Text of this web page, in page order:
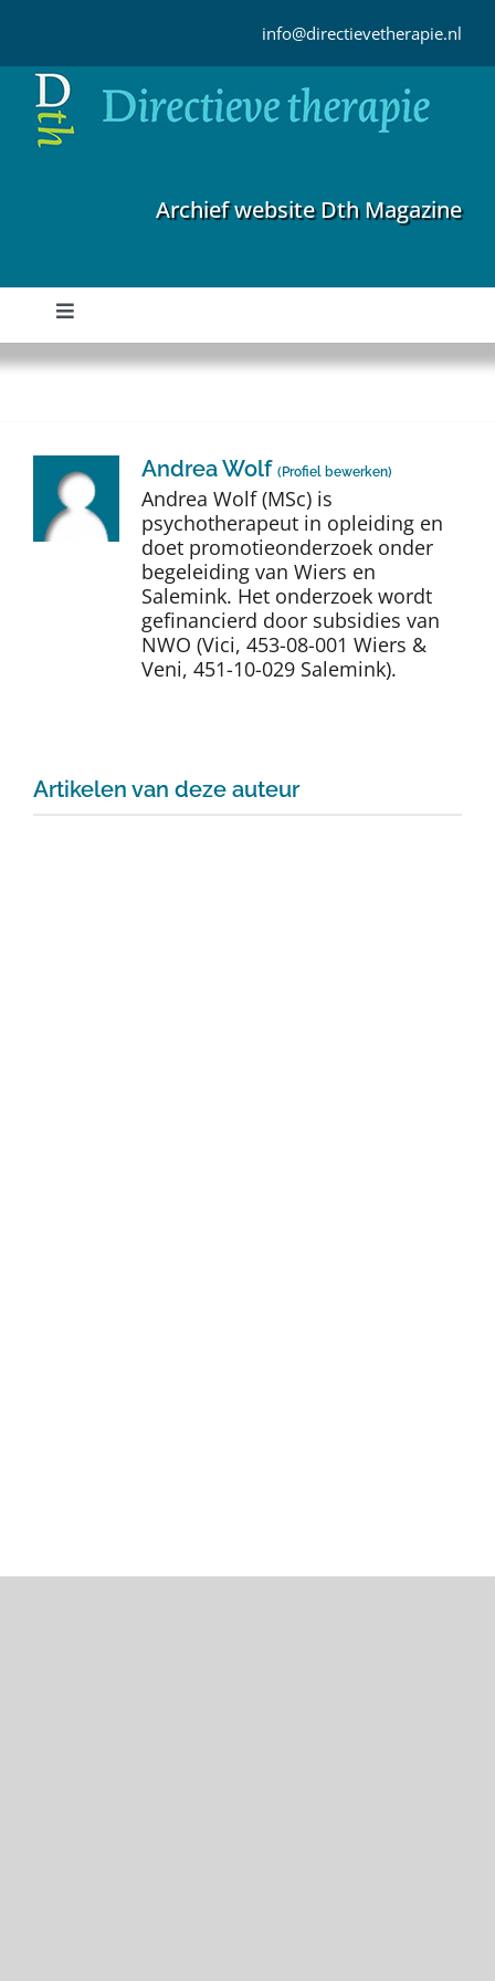
inhoud
info@directievetherapie.nl
Archief website Dth Magazine
Toggle
Navigation
Home
Auteurs
TDT Overzicht
Andrea Wolf ( Profiel bewerken)
Andrea Wolf (MSc) is
psychotherapeut in opleiding en
doet promotieonderzoek onder
begeleiding van Wiers en
Salemink. Het onderzoek wordt
gefinancierd door subsidies van
NWO (Vici, 453-08-001 Wiers &
Veni, 451-10-029 Salemink).
Artikelen van deze auteur